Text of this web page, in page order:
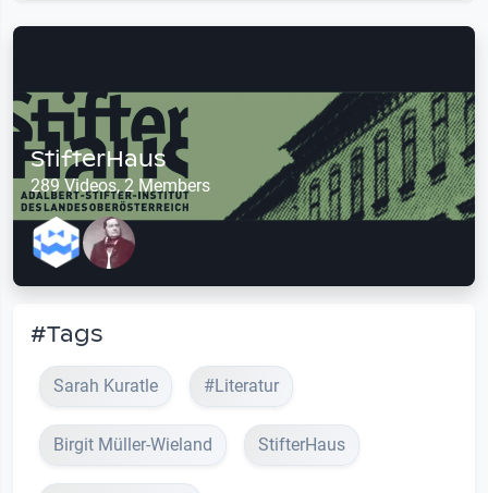
StifterHaus
289 Videos, 2 Members
#Tags
Sarah Kuratle #Literatur
Birgit Müller-Wieland StifterHaus